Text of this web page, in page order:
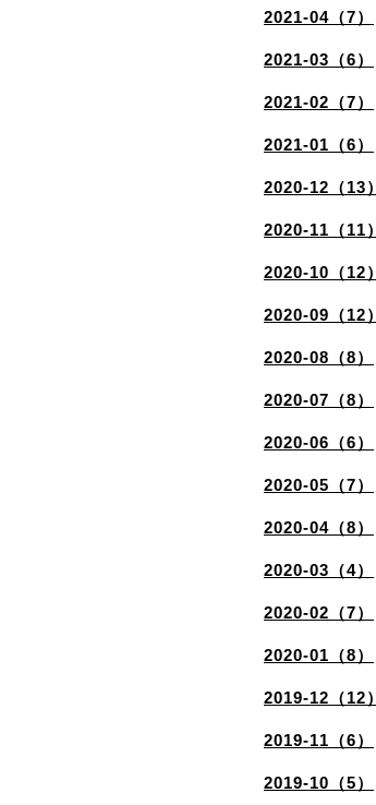
2021-04（7）
2021-03（6）
2021-02（7）
2021-01（6）
2020-12（13）
2020-11（11）
2020-10（12）
2020-09（12）
2020-08（8）
2020-07（8）
2020-06（6）
2020-05（7）
2020-04（8）
2020-03（4）
2020-02（7）
2020-01（8）
2019-12（12）
2019-11（6）
2019-10（5）